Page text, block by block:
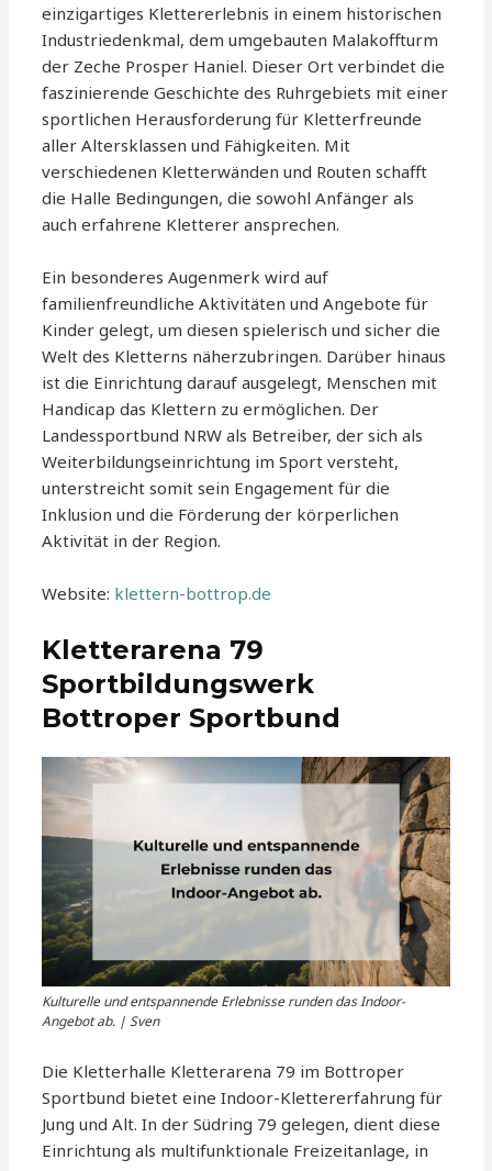
einzigartiges Klettererlebnis in einem historischen
Industriedenkmal, dem umgebauten Malakoffturm
der Zeche Prosper Haniel. Dieser Ort verbindet die
faszinierende Geschichte des Ruhrgebiets mit einer
sportlichen Herausforderung für Kletterfreunde
aller Altersklassen und Fähigkeiten. Mit
verschiedenen Kletterwänden und Routen schafft
die Halle Bedingungen, die sowohl Anfänger als
auch erfahrene Kletterer ansprechen.
Ein besonderes Augenmerk wird auf
familienfreundliche Aktivitäten und Angebote für
Kinder gelegt, um diesen spielerisch und sicher die
Welt des Kletterns näherzubringen. Darüber hinaus
ist die Einrichtung darauf ausgelegt, Menschen mit
Handicap das Klettern zu ermöglichen. Der
Landessportbund NRW als Betreiber, der sich als
Weiterbildungseinrichtung im Sport versteht,
unterstreicht somit sein Engagement für die
Inklusion und die Förderung der körperlichen
Aktivität in der Region.
Website: klettern-bottrop.de
Kletterarena 79
Sportbildungswerk
Bottroper Sportbund
Kulturelle und entspannende Erlebnisse runden das Indoor-
Angebot ab. | Sven
Die Kletterhalle Kletterarena 79 im Bottroper
Sportbund bietet eine Indoor-Klettererfahrung für
Jung und Alt. In der Südring 79 gelegen, dient diese
Einrichtung als multifunktionale Freizeitanlage, in